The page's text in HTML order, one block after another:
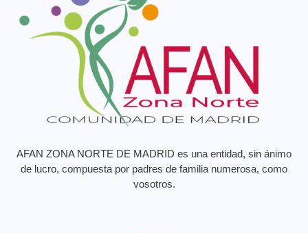
AFAN ZONA NORTE DE MADRID es una entidad, sin ánimo
de lucro, compuesta por padres de familia numerosa, como
vosotros.